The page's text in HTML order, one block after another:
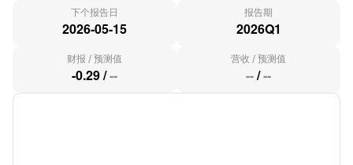
下个报告日
2026-05-15
报告期
2026Q1
财报 / 预测值
-0.29/--
营收 / 预测值
--/--